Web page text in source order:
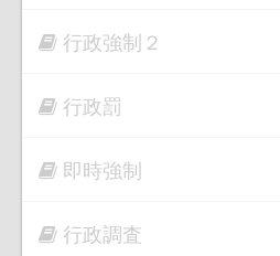
行政強制２
行政罰
即時強制
行政調査